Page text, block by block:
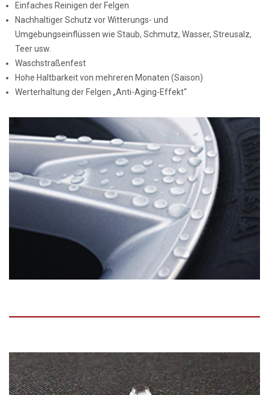
Einfaches Reinigen der Felgen
Nachhaltiger Schutz vor Witterungs- und
Umgebungseinflüssen wie Staub, Schmutz, Wasser, Streusalz,
Teer usw.
Waschstraßenfest
Hohe Haltbarkeit von mehreren Monaten (Saison)
Werterhaltung der Felgen „Anti-Aging-Effekt“